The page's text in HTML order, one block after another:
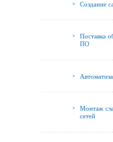
Создание
Поставка
ПО
Монтаж
сетей